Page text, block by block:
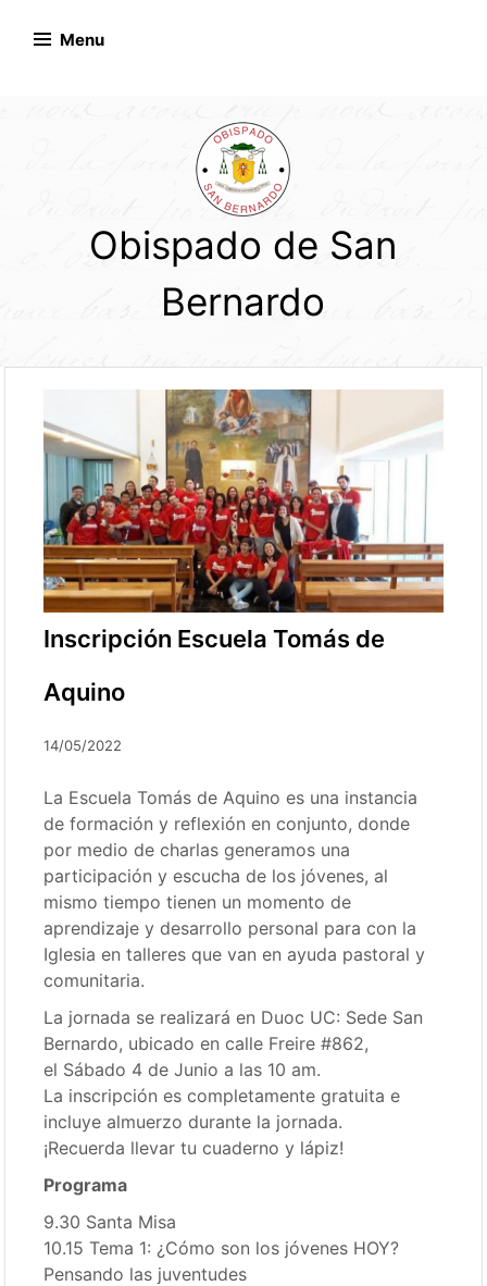
Menu
Obispado de San
Bernardo
Inscripción Escuela Tomás de
Aquino
14/05/2022
La Escuela Tomás de Aquino es una instancia
de formación y reflexión en conjunto, donde
por medio de charlas generamos una
participación y escucha de los jóvenes, al
mismo tiempo tienen un momento de
aprendizaje y desarrollo personal para con la
Iglesia en talleres que van en ayuda pastoral y
comunitaria.
La jornada se realizará en Duoc UC: Sede San
Bernardo, ubicado en calle Freire #862,
el Sábado 4 de Junio a las 10 am.
La inscripción es completamente gratuita e
incluye almuerzo durante la jornada.
¡Recuerda llevar tu cuaderno y lápiz!
Programa
9.30 Santa Misa
10.15 Tema 1: ¿Cómo son los jóvenes HOY?
Pensando las juventudes